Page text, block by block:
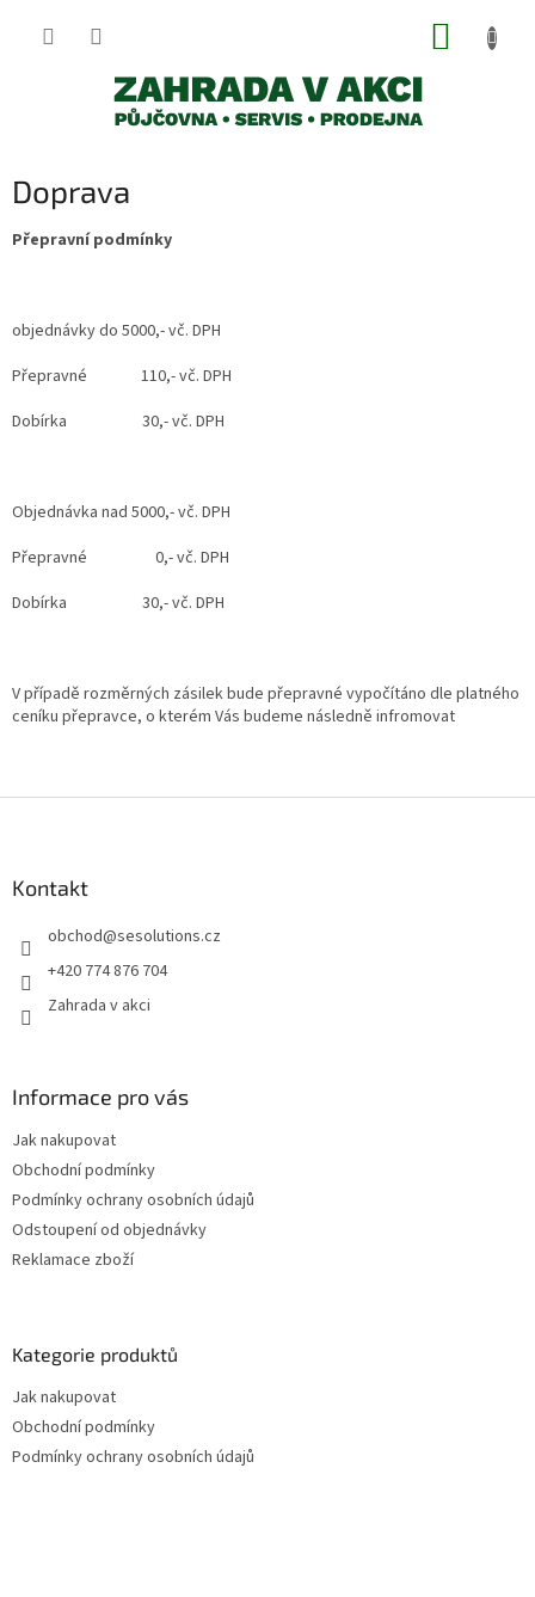
Doprava
Přepravní podmínky
objednávky do 5000,- vč. DPH
Přepravné 110,- vč. DPH
Dobírka 30,- vč. DPH
Objednávka nad 5000,- vč. DPH
Přepravné 0,- vč. DPH
Dobírka 30,- vč. DPH
V případě rozměrných zásilek bude přepravné vypočítáno dle platného
ceníku přepravce, o kterém Vás budeme následně infromovat
Kontakt
obchod@sesolutions.cz
+420 774 876 704
Zahrada v akci
Informace pro vás
Jak nakupovat
Obchodní podmínky
Podmínky ochrany osobních údajů
Odstoupení od objednávky
Reklamace zboží
Kategorie produktů
Jak nakupovat
Obchodní podmínky
Podmínky ochrany osobních údajů